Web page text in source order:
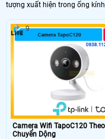
tượng xuất hiện trong ống
Camera Wifi TapoC120
Chuyển Dộng
9